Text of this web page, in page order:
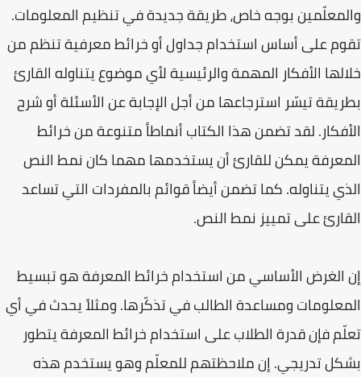
والمعلّمين بوجه خاص، طريقة جديدة في تنظيم المعلومات.
تقوم على أساس استخدام جداول أو خرائط معرفية تنظم من
خلالها الأفكار المهمة والرئيسية لأي موضوع يتناوله القارئ
بطريقة تيسّر استرجاعها من أجل الإجابة عن الأسئلة أو شرح
الأفكار. لقد تضمن هذا الكتاب أنماطاً متنوعة من خرائط
المعرفة يمكن للقارئ أن يستخدمها مهما كان نمط النص
الذي يتناوله. كما تضمن أيضاً قوائم بالمفردات التي تساعد
القارئ على تمييز نمط النص.
إن الغرض الأساسي من استخدام خرائط المعرفة هو تبسيط
المعلومات ومساعدة الطالب في تذكّرها. ومثلاً يحدث في أي
تعلّم فإن قدرة الطلاب على استخدام خرائط المعرفة يتطور
بشكل تدريجي. إن ملاحظتهم للمعلّم وهو يستخدم هذه